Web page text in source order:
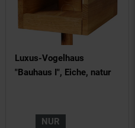
Luxus-Vogelhaus
"Bauhaus I", Eiche, natur
NUR